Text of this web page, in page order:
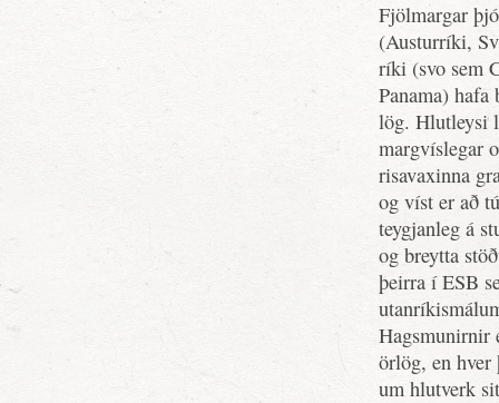
Fjölmargar
(Austurríki,
ríki (svo sem
Panama)
lög. Hlutleysi
margvíslegar
risavaxinna
og víst er að
teygjanleg á
og breytta
þeirra í ESB
Hagsmunirnir
örlög, en hver
um hlutverk